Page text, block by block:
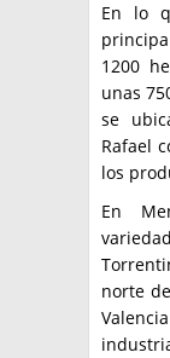
En lo
1200
unas
se
Rafael
los
En
norte